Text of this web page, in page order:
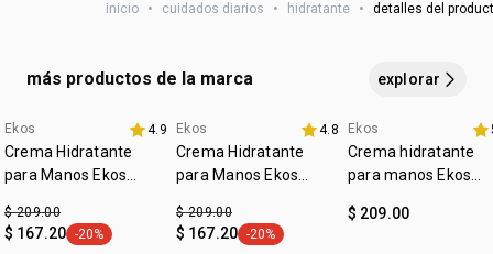
• piel renovada y uniforme, con textura cremosa.
movimientos suaves.
inicio • cuidados diarios • hidratante • detalles del
más productos de la marca explorar
Favoritos
Ekos 4.9
Crema Hidratante
para Manos Ekos
$ 209.00
$ 167.20 etiqueta -20%
-20%
Imperdibles
Ekos 4.8
Crema Hidratante
para Manos Ekos
$ 209.00
$ 167.20 etiqueta -20%
-20%
precio especial
Ekos
Crema hidratante
para manos Ekos
$ 209.00